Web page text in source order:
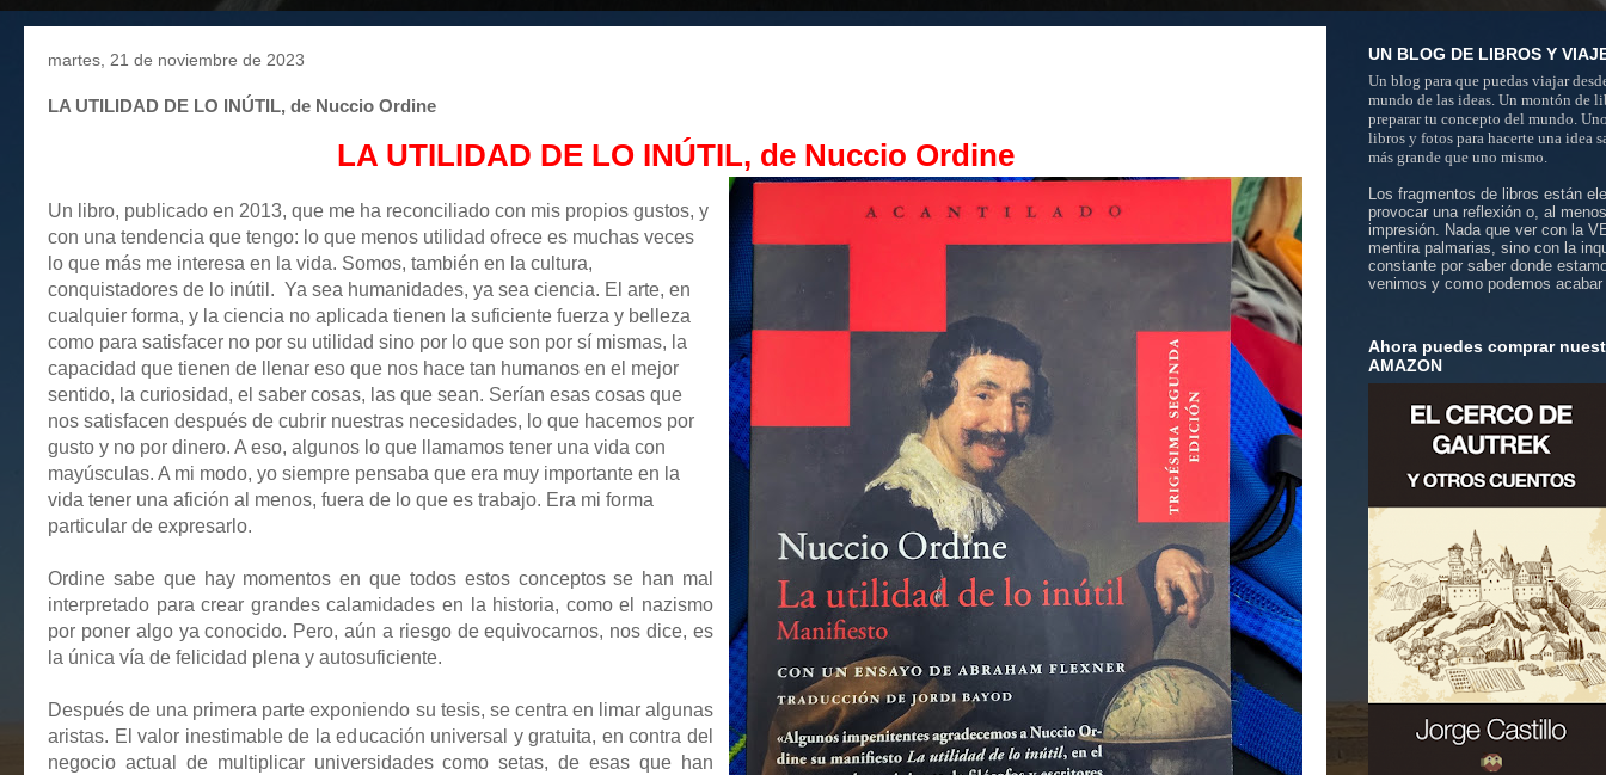
martes, 21 de noviembre de 2023
LA UTILIDAD DE LO INÚTIL, de Nuccio Ordine
LA UTILIDAD DE LO INÚTIL, de Nuccio Ordine
Un libro, publicado en 2013, que me ha reconciliado con mis propios gustos, y
con una tendencia que tengo: lo que menos utilidad ofrece es muchas veces
lo que más me interesa en la vida. Somos, también en la cultura,
conquistadores de lo inútil. Ya sea humanidades, ya sea ciencia. El arte, en
cualquier forma, y la ciencia no aplicada tienen la suficiente fuerza y belleza
como para satisfacer no por su utilidad sino por lo que son por sí mismas, la
capacidad que tienen de llenar eso que nos hace tan humanos en el mejor
sentido, la curiosidad, el saber cosas, las que sean. Serían esas cosas que
nos satisfacen después de cubrir nuestras necesidades, lo que hacemos por
gusto y no por dinero. A eso, algunos lo que llamamos tener una vida con
mayúsculas. A mi modo, yo siempre pensaba que era muy importante en la
vida tener una afición al menos, fuera de lo que es trabajo. Era mi forma
particular de expresarlo.
Ordine sabe que hay momentos en que todos estos conceptos se han mal
interpretado para crear grandes calamidades en la historia, como el nazismo
por poner algo ya conocido. Pero, aún a riesgo de equivocarnos, nos dice, es
la única vía de felicidad plena y autosuficiente.
Después de una primera parte exponiendo su tesis, se centra en limar algunas
aristas. El valor inestimable de la educación universal y gratuita, en contra del
negocio actual de multiplicar universidades como setas, de esas que han
UN BLOG DE LIBROS Y
Un blog para que puedas viajar
mundo de las ideas. Un montón de
preparar tu concepto del mundo.
libros y fotos para hacerte una idea
más grande que uno mismo.
Los fragmentos de libros están
provocar una reflexión o, al
impresión. Nada que ver con la
mentira palmarias, sino con la
constante por saber donde
venimos y como podemos acabar
Ahora puedes comprar
AMAZON